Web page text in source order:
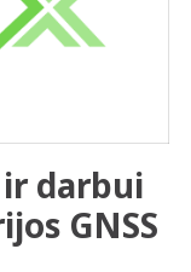
darbui
GNSS